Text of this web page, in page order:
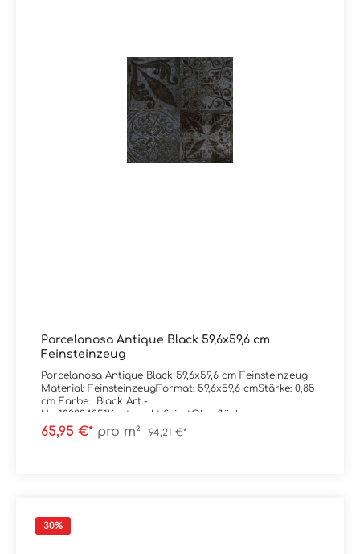
Porcelanosa Antique Black 59,6x59,6 cm
Feinsteinzeug
Porcelanosa Antique Black 59,6x59,6 cm Feinsteinzeug
Material: FeinsteinzeugFormat: 59,6x59,6 cmStärke: 0,85
cm Farbe: Black Art.-
Nr: 100324851Kante: rektifiziertOberfläche:
matt Trittsicherheit: R9Verpackungsdaten:Paketinhalt:
1,78 m²Paletteninhalt: 56,84 m²
65,95 €* pro m² 94,21 €*
30%